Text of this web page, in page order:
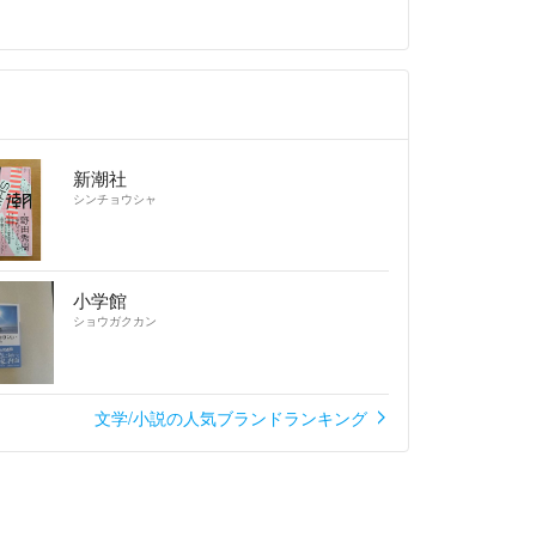
新潮社
シンチョウシャ
小学館
ショウガクカン
文学/小説の人気ブランドランキング